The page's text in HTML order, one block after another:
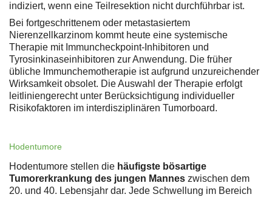
indiziert, wenn eine Teilresektion nicht durchführbar ist.
Bei fortgeschrittenem oder metastasiertem
Nierenzellkarzinom kommt heute eine systemische
Therapie mit Immuncheckpoint-Inhibitoren und
Tyrosinkinaseinhibitoren zur Anwendung. Die früher
übliche Immunchemotherapie ist aufgrund unzureichender
Wirksamkeit obsolet. Die Auswahl der Therapie erfolgt
leitliniengerecht unter Berücksichtigung individueller
Risikofaktoren im interdisziplinären Tumorboard.
Hodentumore
Hodentumore stellen die häufigste bösartige
Tumorerkrankung des jungen Mannes zwischen dem
20. und 40. Lebensjahr dar. Jede Schwellung im Bereich